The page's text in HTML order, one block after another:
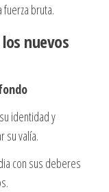
bruta.
nuevos
identidad y
su valía.
con sus deberes